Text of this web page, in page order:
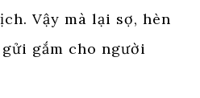
Vậy mà lại sợ, hèn
gắm cho người